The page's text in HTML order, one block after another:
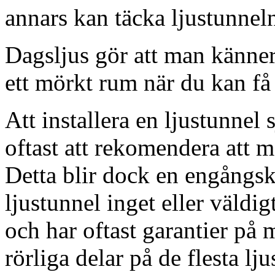
annars kan täcka
Dagsljus gör att man
ett mörkt rum när du kan
Att installera en ljustunnel
oftast att rekomendera att
Detta blir dock en
ljustunnel inget eller
och har oftast garantier på
rörliga delar på de flesta